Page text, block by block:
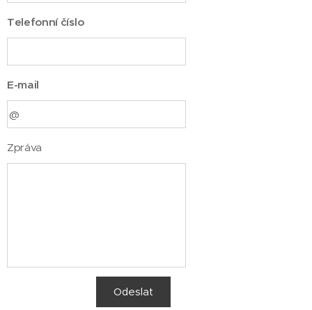
Telefonní číslo
E-mail
Zpráva
Odeslat